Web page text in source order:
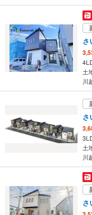
イ
ペ
ー
ジ
に
存
さ
土
川
さ
土
川
さ